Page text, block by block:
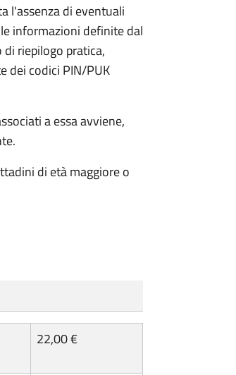
l'assenza di eventuali
informazioni definite dal
riepilogo pratica,
dei codici PIN/PUK
a essa avviene,
di età maggiore o
22,00 €